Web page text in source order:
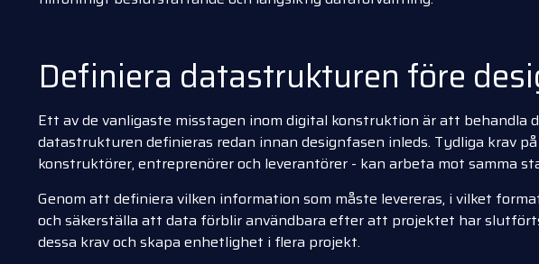
Definiera datastrukturen före
Ett av de vanligaste misstagen inom digital konstruktion är att
datastrukturen definieras redan innan designfasen inleds. Tydliga krav
konstruktörer, entreprenörer och leverantörer - kan arbeta mot samma
Genom att definiera vilken information som måste levereras, i vilket
och säkerställa att data förblir användbara efter att projektet har
dessa krav och skapa enhetlighet i flera projekt.